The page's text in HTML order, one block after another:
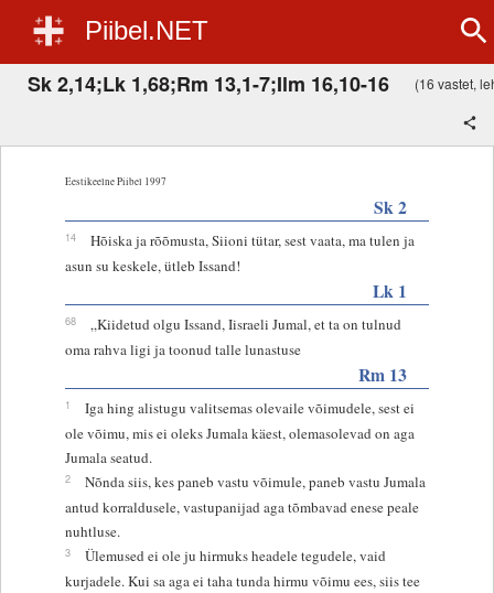
Piibel.NET
Sk 2,14;Lk 1,68;Rm 13,1-7;Ilm 16,10-16 (16 vastet,
Eestikeelne Piibel 1997
Sk 2
14
Hõiska ja rõõmusta, Siioni tütar, sest vaata, ma tulen ja
asun su keskele, ütleb Issand!
Lk 1
68
„Kiidetud olgu Issand, Iisraeli Jumal, et ta on tulnud
oma rahva ligi ja toonud talle lunastuse
Rm 13
1
Iga hing alistugu valitsemas olevaile võimudele, sest ei
ole võimu, mis ei oleks Jumala käest, olemasolevad on aga
Jumala seatud.
2
Nõnda siis, kes paneb vastu võimule, paneb vastu Jumala
antud korraldusele, vastupanijad aga tõmbavad enese peale
nuhtluse.
3
Ülemused ei ole ju hirmuks headele tegudele, vaid
kurjadele. Kui sa aga ei taha tunda hirmu võimu ees, siis tee